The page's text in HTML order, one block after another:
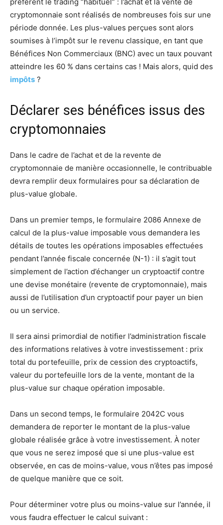
cryptomonnaie sont réalisés de nombreuses fois sur une
période donnée. Les plus-values perçues sont alors
soumises à l’impôt sur le revenu classique, en tant que
Bénéfices Non Commerciaux (BNC) avec un taux pouvant
atteindre les 60 % dans certains cas ! Mais alors, quid des
impôts ?
Déclarer ses bénéfices issus des
cryptomonnaies
Dans le cadre de l’achat et de la revente de
cryptomonnaie de manière occasionnelle, le contribuable
devra remplir deux formulaires pour sa déclaration de
plus-value globale.
Dans un premier temps, le formulaire 2086 Annexe de
calcul de la plus-value imposable vous demandera les
détails de toutes les opérations imposables effectuées
pendant l’année fiscale concernée (N-1) : il s’agit tout
simplement de l’action d’échanger un cryptoactif contre
une devise monétaire (revente de cryptomonnaie), mais
aussi de l’utilisation d’un cryptoactif pour payer un bien
ou un service.
Il sera ainsi primordial de notifier l’administration fiscale
des informations relatives à votre investissement : prix
total du portefeuille, prix de cession des cryptoactifs,
valeur du portefeuille lors de la vente, montant de la
plus-value sur chaque opération imposable.
Dans un second temps, le formulaire 2042C vous
demandera de reporter le montant de la plus-value
globale réalisée grâce à votre investissement. À noter
que vous ne serez imposé que si une plus-value est
observée, en cas de moins-value, vous n’êtes pas imposé
de quelque manière que ce soit.
Pour déterminer votre plus ou moins-value sur l’année, il
vous faudra effectuer le calcul suivant :